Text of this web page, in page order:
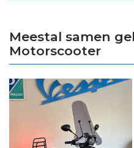
Meestal samen
Motorscooter